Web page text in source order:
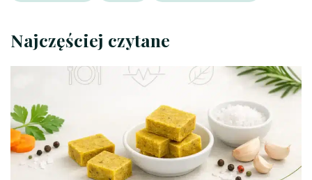
Najczęściej czytane